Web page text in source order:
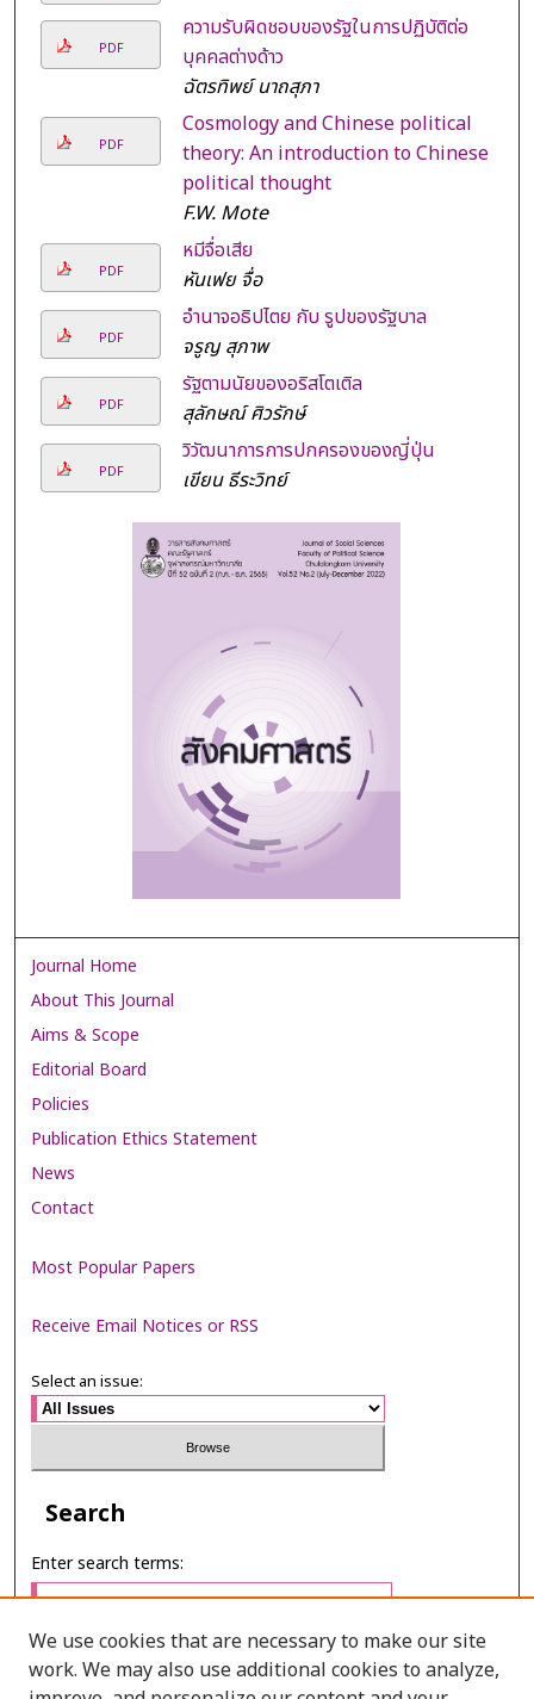
PDF
ความรับผิดชอบของรัฐในการปฏิบัติต่อ
บุคคลต่างด้าว
ฉัตรทิพย์ นาถสุภา
PDF
Cosmology and Chinese political
theory: An introduction to Chinese
political thought
F.W. Mote
PDF
หมีจื่อเสีย
หันเฟย จื่อ
PDF
อำนาจอธิปไตย กับ รูปของรัฐบาล
จรูญ สุภาพ
PDF
รัฐตามนัยของอริสโตเติล
สุลักษณ์ ศิวรักษ์
PDF
วิวัฒนาการการปกครองของญี่ปุ่น
เขียน ธีระวิทย์
Journal Home
About This Journal
Aims & Scope
Editorial Board
Policies
Publication Ethics Statement
News
Contact
Most Popular Papers
Receive Email Notices or RSS
Select an issue:
Search
Enter search terms:
Select context to search:
We use cookies that are necessary to make our site
work. We may also use additional cookies to analyze,